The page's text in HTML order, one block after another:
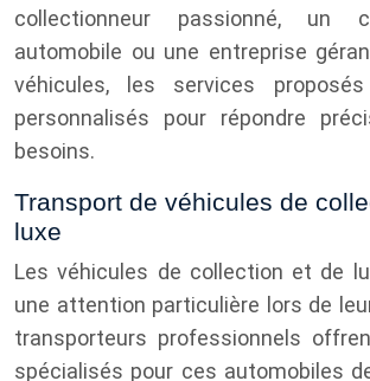
collectionneur passionné, un
automobile ou une entreprise
véhicules, les services
personnalisés pour répondre
besoins.
Transport de véhicules de
luxe
Les véhicules de collection et de
une attention particulière lors de
transporteurs professionnels
spécialisés pour ces automobiles